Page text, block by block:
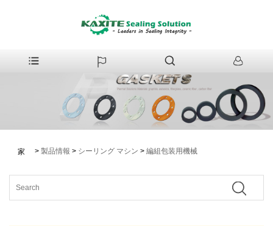
家 > 製品情報 > シーリング マシン > 編組包装用機械